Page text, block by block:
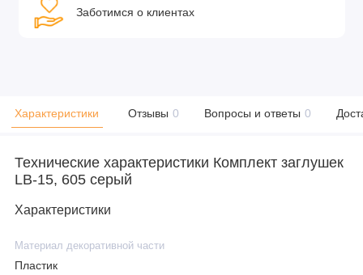
Заботимся о клиентах
Характеристики Отзывы 0 Вопросы и ответы 0
Технические характеристики Комплект заглушек
LB-15, 605 серый
Характеристики
Материал декоративной части
Пластик